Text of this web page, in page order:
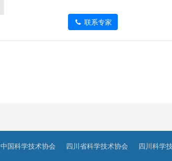
联系专家
中国科学技术协会 四川省科学技术协会 四川科学